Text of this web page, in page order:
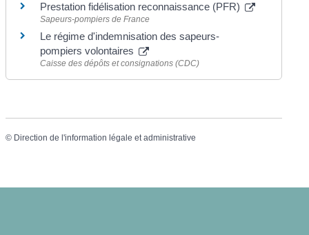
Prestation fidélisation reconnaissance (PFR)
Sapeurs-pompiers de France
Le régime d'indemnisation des sapeurs-
pompiers volontaires
Caisse des dépôts et consignations (CDC)
© Direction de l'information légale et administrative